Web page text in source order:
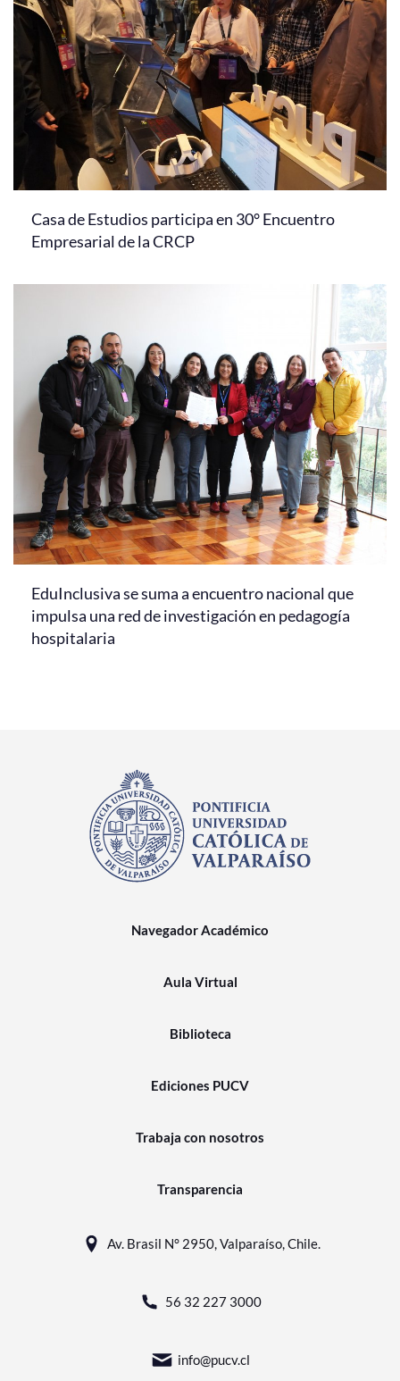
Casa de Estudios participa en 30° Encuentro
Empresarial de la CRCP
EduInclusiva se suma a encuentro nacional que
impulsa una red de investigación en pedagogía
hospitalaria
Navegador Académico
Aula Virtual
Biblioteca
Ediciones PUCV
Trabaja con nosotros
Transparencia
Av. Brasil N° 2950, Valparaíso, Chile.
56 32 227 3000
info@pucv.cl